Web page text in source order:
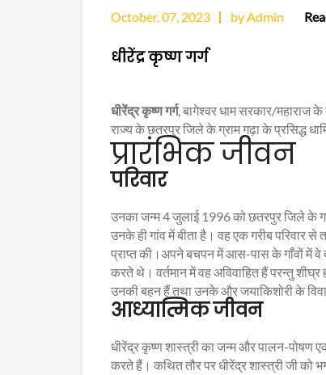
October, 07, 2023 by Admin
धीरेंद्र कृष्ण गर्ग
धीरेंद्र कृष्ण गर्ग, बागेश्वर धाम सरकार/महाराज
राज्य के छतरपुर जिले के ग्राम गढ़ा के प्रसिद्ध
प्रारंभिक जीवन
परिवार
उनका जन्म 4 जुलाई 1996 को छतरपुर जिले के
उनके ही गांव में बीता है। वह एक गरीब परिवार
प्राप्त की।अपने बचपन में आस-पास के गाँवों में वे
करते थे। वर्तमान में वह अविवाहित हैं परन्तु शीघ्र
उनकी बहन हैं तथा उनके और जयाकिशोरी के
आध्यात्मिक जीवन
धीरेंद्र कृष्ण शास्त्री का जन्म और पालन-पोषण
करते हैं। कथित तौर पर धीरेंद्र शास्त्री जी को